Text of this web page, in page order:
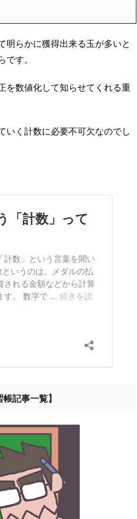
明らかに獲得出来る玉が多いと
です。
を数値化して知らせてくれる重
いく計数に必要不可欠なのでし
記事一覧】